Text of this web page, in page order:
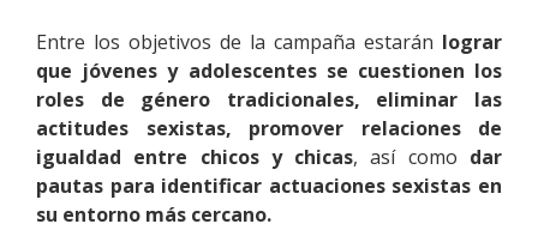
Entre los objetivos de la campaña estarán lograr
que jóvenes y adolescentes se cuestionen los
roles de género tradicionales, eliminar las
actitudes sexistas, promover relaciones de
igualdad entre chicos y chicas, así como dar
pautas para identificar actuaciones sexistas en
su entorno más cercano.